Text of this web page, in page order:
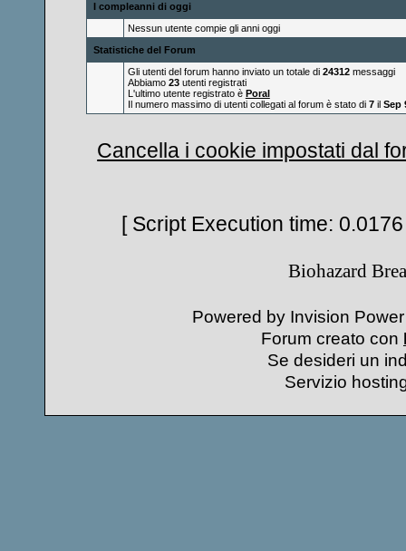
I compleanni di oggi
Nessun utente compie gli anni oggi
Statistiche del Forum
Gli utenti del forum hanno inviato un totale di 24312messaggi
Abbiamo 23utenti registrati
L'ultimo utente registrato è Poral
Il numero massimo di utenti collegati al forum è stato di 7il Sep
Cancella i cookie impostati dal
[ Script Execution time:
Biohazard
Powered by Invision
Forum creato con
Se desideri un
Servizio